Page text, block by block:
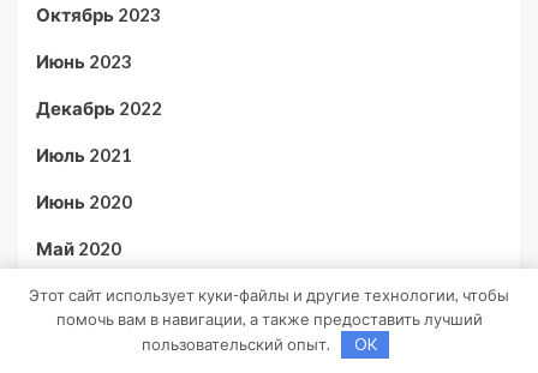
Октябрь 2023
Июнь 2023
Декабрь 2022
Июль 2021
Июнь 2020
Май 2020
Июль 2019
Этот сайт использует куки-файлы и другие технологии, чтобы
помочь вам в навигации, а также предоставить лучший
пользовательский опыт.
OK